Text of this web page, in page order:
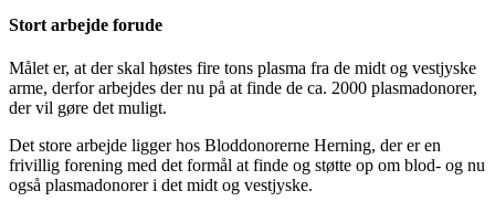
Stort arbejde forude
Målet er, at der skal høstes fire tons plasma fra de midt og vestjyske
arme, derfor arbejdes der nu på at finde de ca. 2000 plasmadonorer,
der vil gøre det muligt.
Det store arbejde ligger hos Bloddonorerne Herning, der er en
frivillig forening med det formål at finde og støtte op om blod- og nu
også plasmadonorer i det midt og vestjyske.